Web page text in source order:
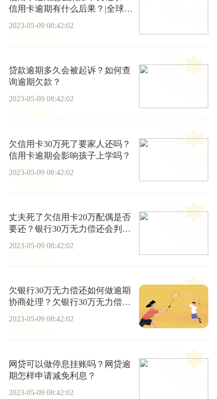
信用卡逾期有什么后果？|全球资
2023-05-09 08:42:02
贷款逾期多久会被起诉？如何查
询逾期欠款？
2023-05-09 08:42:02
欠信用卡30万死了要家人还吗？
信用卡逾期会影响孩子上学吗？
2023-05-09 08:42:02
丈夫死了欠信用卡20万配偶是否
要还？银行30万无力偿还会判刑
2023-05-09 08:42:02
欠银行30万无力偿还如何做逾期
协商处理？欠银行30万无力偿还
后果有哪些？_当前速读
2023-05-09 08:42:02
网贷可以做停息挂账吗？网贷逾
期怎样申请减免利息？
2023-05-09 08:42:02